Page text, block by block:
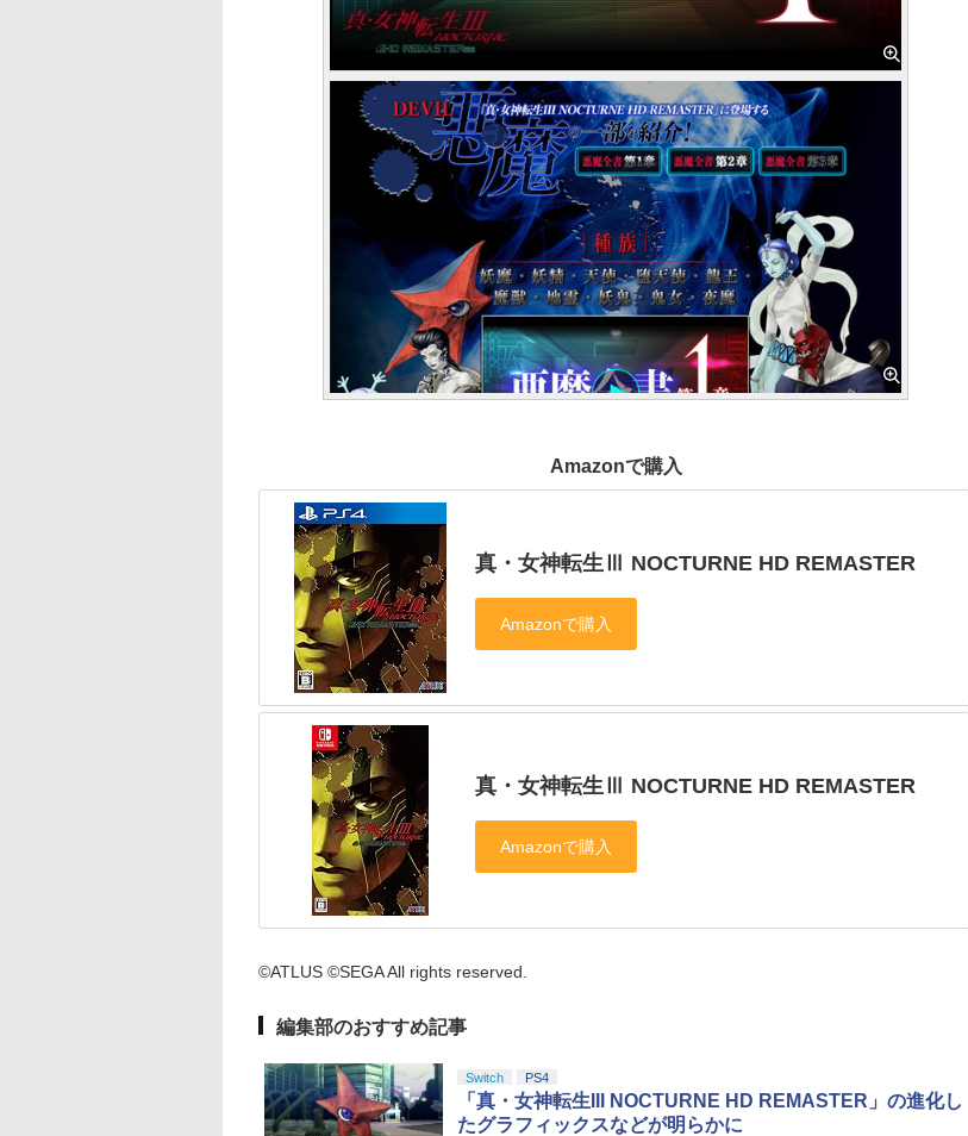
Amazonで購入
真・女神転生Ⅲ NOCTURNE HD REMASTER
真・女神転生Ⅲ NOCTURNE HD REMASTER
©ATLUS ©SEGA All rights reserved.
編集部のおすすめ記事
Switch PS4
「真・女神転生III NOCTURNE HD REMASTER」の進化し
たグラフィックスなどが明らかに